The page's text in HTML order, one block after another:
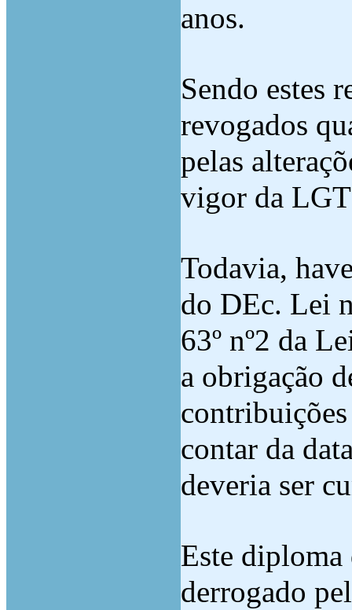
anos.
Sendo estes
revogados
pelas
vigor da
Todavia,
do DEc. Lei
63º nº2 da
a obrigação
contar da
deveria ser
Este diploma
derrogado